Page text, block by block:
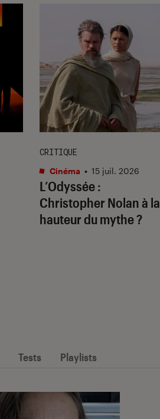
L’Odyssée:
Christopher Nolan à la
hauteur du mythe ?
CRITIQUE
Cinéma • 15 juil. 2026
Tests Playlists